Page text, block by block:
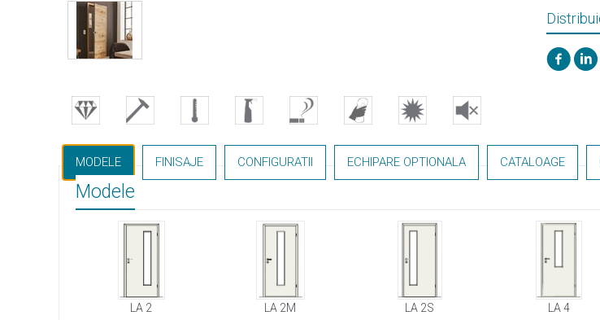
MODELE FINISAJE CONFIGURATII ECHIPARE OPTIONALA CATALOAGE
Modele
LA 2 LA 2M LA 2S LA 4